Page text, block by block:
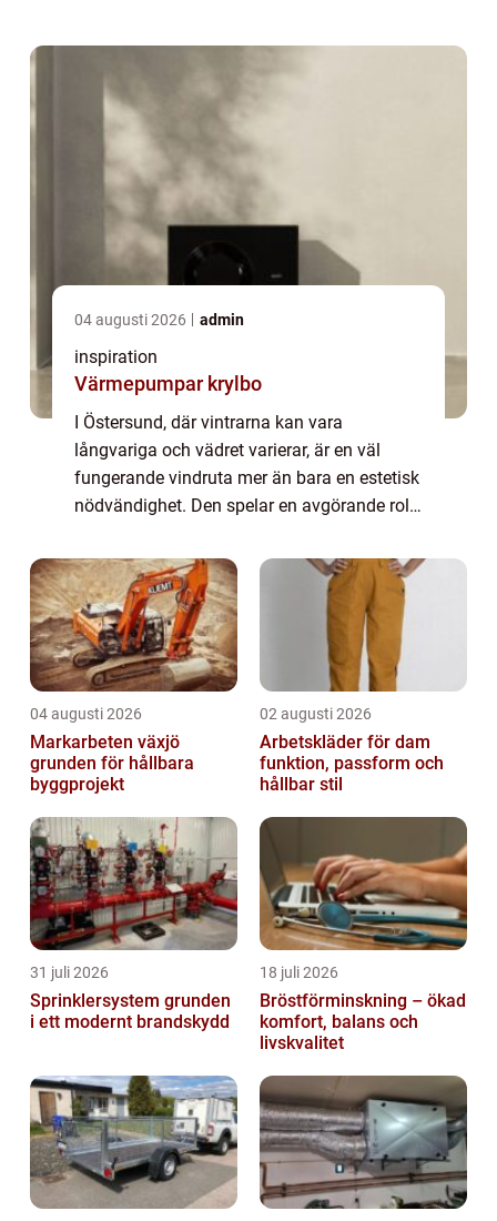
04 augusti 2026 admin
inspiration
Värmepumpar krylbo
I Östersund, där vintrarna kan vara
långvariga och vädret varierar, är en väl
fungerande vindruta mer än bara en estetisk
nödvändighet. Den spelar en avgörande roll
04 augusti 2026
Markarbeten växjö
grunden för hållbara
byggprojekt
02 augusti 2026
Arbetskläder för dam
funktion, passform och
hållbar stil
31 juli 2026
Sprinklersystem grunden
i ett modernt brandskydd
18 juli 2026
Bröstförminskning – ökad
komfort, balans och
livskvalitet